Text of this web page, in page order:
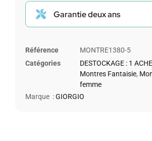
Garantie deux ans
Référence
MONTRE1380-5
Catégories
DESTOCKAGE : 1
Montres Fantaisie,
femme
Marque :GIORGIO